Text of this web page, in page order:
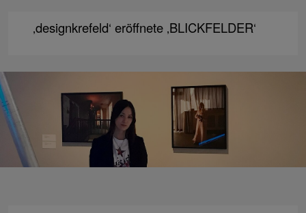
‚designkrefeld‘ eröffnete ‚BLICKFELDER‘